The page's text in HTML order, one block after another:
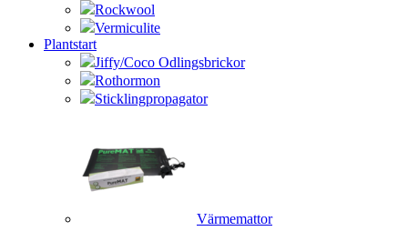
Rockwool
Vermiculite
Plantstart
Jiffy/Coco Odlingsbrickor
Rothormon
Sticklingpropagator
Värmemattor